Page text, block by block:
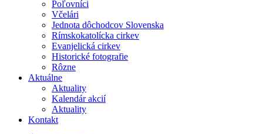
Poľovníci
Včelári
Jednota dôchodcov Slovenska
Rímskokatolícka cirkev
Evanjelická cirkev
Historické fotografie
Rôzne
Aktuálne
Aktuality
Kalendár akcií
Aktuality
Kontakt